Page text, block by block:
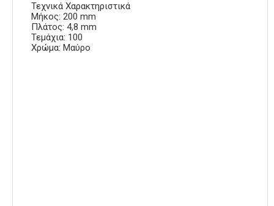
Τεχνικά Χαρακτηριστικά
Μήκος: 200 mm
Πλάτος: 4,8 mm
Τεμάχια: 100
Χρώμα: Μαύρο